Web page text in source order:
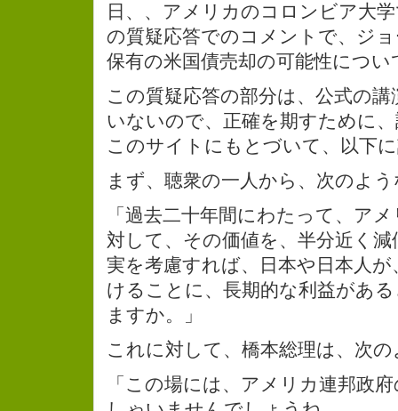
日、、アメリカのコロンビア大
の質疑応答でのコメントで、ジ
保有の米国債売却の可能性につい
この質疑応答の部分は、公式の
いないので、正確を期すために
このサイトにもとづいて、以下
まず、聴衆の一人から、次のよ
「過去二十年間にわたって、ア
対して、その価値を、半分近く
実を考慮すれば、日本や日本人
けることに、長期的な利益があ
ますか。」
これに対して、橋本総理は、次
「この場には、アメリカ連邦政